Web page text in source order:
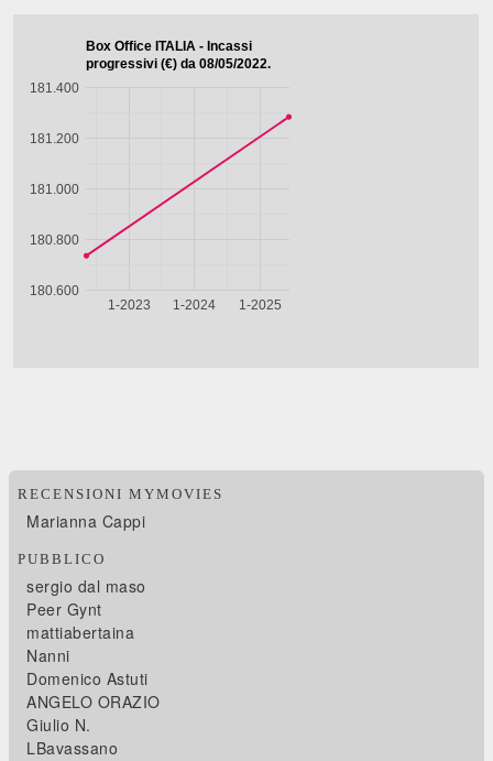
RECENSIONI MYMOVIES
Marianna Cappi
PUBBLICO
sergio dal maso
Peer Gynt
mattiabertaina
Nanni
Domenico Astuti
ANGELO ORAZIO
Giulio N.
LBavassano